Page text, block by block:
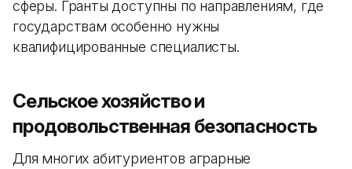
сферы. Гранты доступны по направлениям, где
государствам особенно нужны
квалифицированные специалисты.
Сельское хозяйство и
продовольственная безопасность
Для многих абитуриентов аграрные